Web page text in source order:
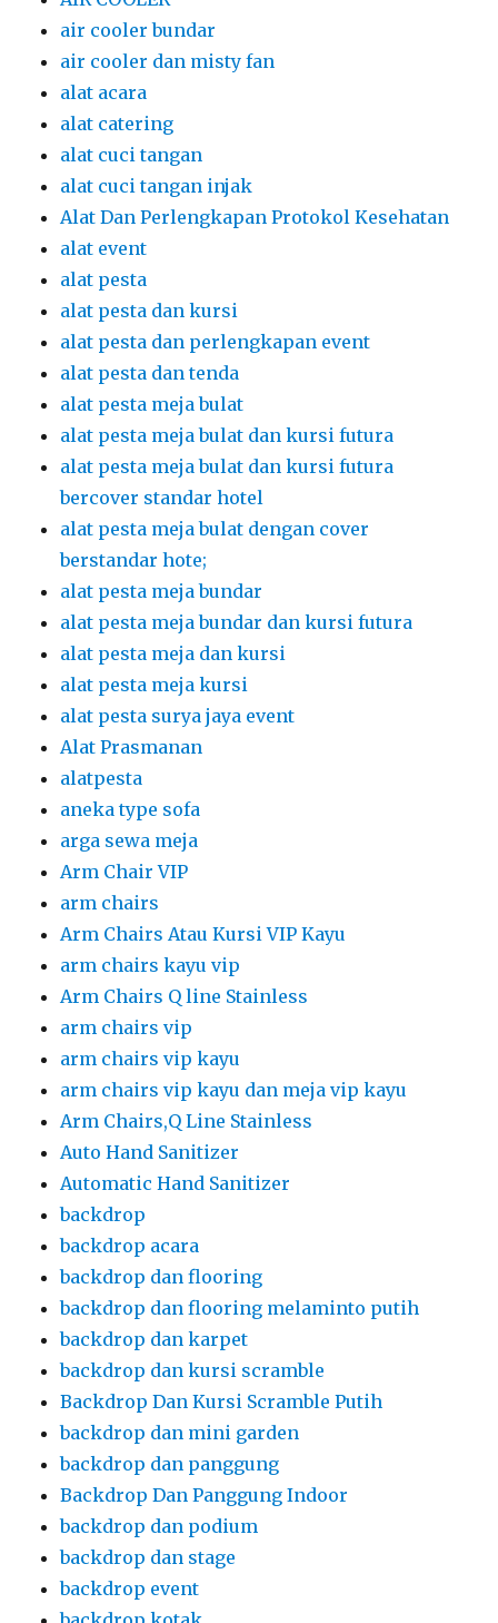
alat event
alat pesta
alat pesta dan kursi
alat pesta dan perlengkapan event
alat pesta dan tenda
alat pesta meja bulat
alat pesta meja bulat dan kursi futura
alat pesta meja bulat dan kursi futura
bercover standar hotel
alat pesta meja bulat dengan cover
berstandar hote;
alat pesta meja bundar
alat pesta meja bundar dan kursi futura
alat pesta meja dan kursi
alat pesta meja kursi
alat pesta surya jaya event
Alat Prasmanan
alatpesta
aneka type sofa
arga sewa meja
Arm Chair VIP
arm chairs
Arm Chairs Atau Kursi VIP Kayu
arm chairs kayu vip
Arm Chairs Q line Stainless
arm chairs vip
arm chairs vip kayu
arm chairs vip kayu dan meja vip kayu
Arm Chairs,Q Line Stainless
Auto Hand Sanitizer
Automatic Hand Sanitizer
backdrop
backdrop acara
backdrop dan flooring
backdrop dan flooring melaminto putih
backdrop dan karpet
backdrop dan kursi scramble
Backdrop Dan Kursi Scramble Putih
backdrop dan mini garden
backdrop dan panggung
Backdrop Dan Panggung Indoor
backdrop dan podium
backdrop dan stage
backdrop event
backdrop kotak
backdrop panel
backdrop panel rental
backdrop panggung
backdrop panggung dan tirai hitam
backdrop partisi dan meja partisi
backdrop pelaminan
backdrop,kursi,meja ibm,kursi acrylic